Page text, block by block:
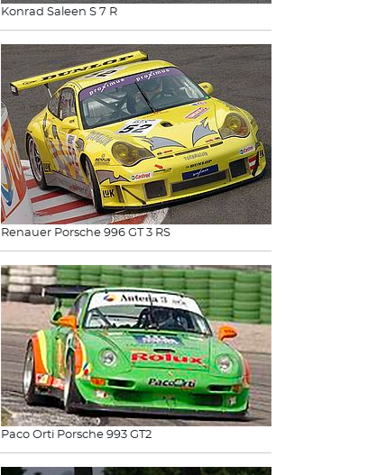
Konrad Saleen S 7 R
Renauer Porsche 996 GT 3 RS
Paco Orti Porsche 993 GT2